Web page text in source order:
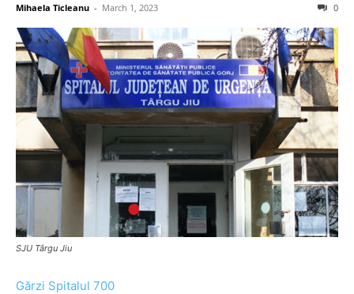
Mihaela Ticleanu - March 1, 2023 0
SJU Târgu Jiu
Gărzi Spitalul 700